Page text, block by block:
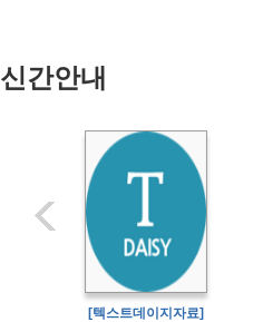
신간안내
[텍스트데이지자료]